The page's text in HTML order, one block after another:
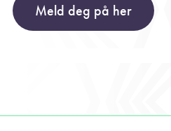
Meld deg på her